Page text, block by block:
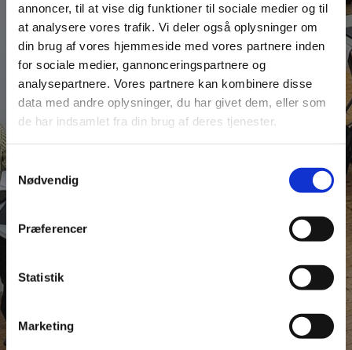
annoncer, til at vise dig funktioner til sociale medier og til
at analysere vores trafik. Vi deler også oplysninger om
din brug af vores hjemmeside med vores partnere inden
for sociale medier, gannonceringspartnere og
analysepartnere. Vores partnere kan kombinere disse
data med andre oplysninger, du har givet dem, eller som
de har indsamlet fra din brug af deres tjenester.
Samtykkevalg
Nødvendig
Præferencer
Statistik
Marketing
Elever tager deres
uddannelse til næste
niveau
SE ALLE NYHEDER